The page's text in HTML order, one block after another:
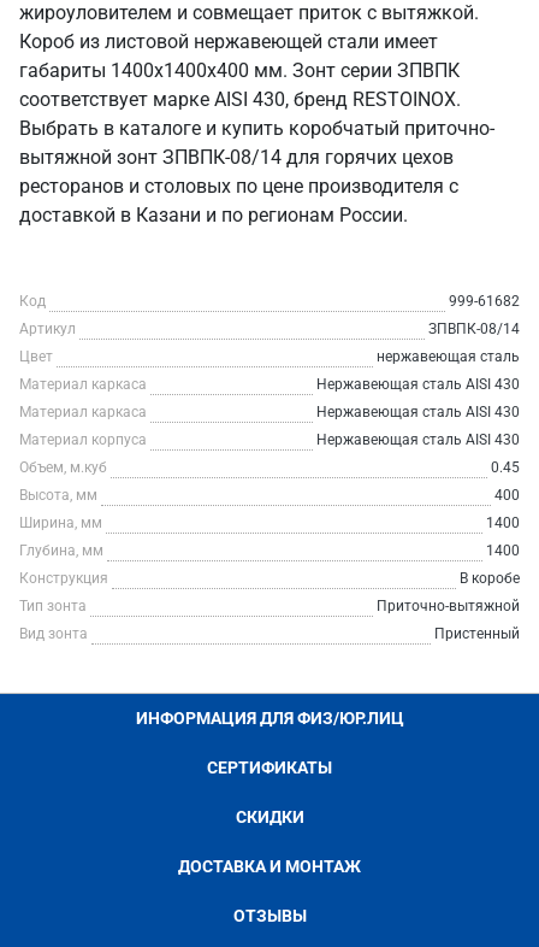
жироуловителем и совмещает приток с вытяжкой.
Короб из листовой нержавеющей стали имеет
габариты 1400х1400х400 мм. Зонт серии ЗПВПК
соответствует марке AISI 430, бренд RESTOINOX.
Выбрать в каталоге и купить коробчатый приточно-
вытяжной зонт ЗПВПК-08/14 для горячих цехов
ресторанов и столовых по цене производителя с
доставкой в Казани и по регионам России.
Код
999-61682
Артикул
ЗПВПК-08/14
Цвет
нержавеющая сталь
Материал каркаса
Нержавеющая сталь AISI 430
Материал каркаса
Нержавеющая сталь AISI 430
Материал корпуса
Нержавеющая сталь AISI 430
Объем, м.куб
0.45
Высота, мм
400
Ширина, мм
1400
Глубина, мм
1400
Конструкция
В коробе
Тип зонта
Приточно-вытяжной
Вид зонта
Пристенный
ИНФОРМАЦИЯ ДЛЯ ФИЗ/ЮР.ЛИЦ
СЕРТИФИКАТЫ
СКИДКИ
ДОСТАВКА И МОНТАЖ
ОТЗЫВЫ